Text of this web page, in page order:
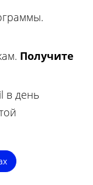
Получите
в день